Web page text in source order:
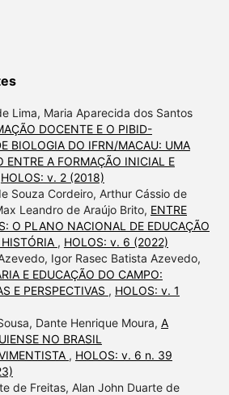
Lima, Maria Aparecida dos Santos
DOCENTE E O PIBID-
BIOLOGIA DO IFRN/MACAU: UMA
ENTRE A FORMAÇÃO INICIAL E
HOLOS: v. 2 (2018)
Souza Cordeiro, Arthur Cássio de
Leandro de Araújo Brito, ENTRE
O PLANO NACIONAL DE EDUCAÇÃO
, HOLOS: v. 6 (2022)
Igor Rasec Batista Azevedo,
E EDUCAÇÃO DO CAMPO:
E PERSPECTIVAS , HOLOS: v. 1
Dante Henrique Moura, A
NO BRASIL
, HOLOS: v. 6 n. 39
de Freitas, Alan John Duarte de